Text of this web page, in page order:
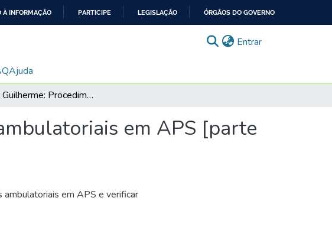
À INFORMAÇÃO PARTICIPE LEGISLAÇÃO ÓRGÃOS DO GOVERNO
Entrar(current)
Ajuda
Caso Guilherme: Procedimentos cirúrgicos ambulatoriais em APS [parte 1]
em APS [parte
em APS e verificar